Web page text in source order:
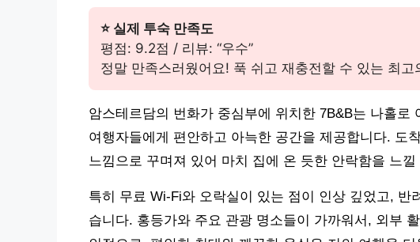
⭐ 실제 투숙 만족도
평점: 9.2점 / 리뷰: “우수”
정말 만족스러웠어요! 푹 쉬고 재충전할 수 있는 최고
암스테르담의 번화가 중심부에 위치한 7B&B는 나홀로
여행자들에게 편안하고 아늑한 공간을 제공합니다. 도
느낌으로 꾸며져 있어 마치 집에 온 듯한 안락함을 느
특히 무료 Wi-Fi와 오락실이 있는 점이 인상 깊었고, 반
습니다. 홍등가와 주요 관광 명소들이 가까워서, 외부